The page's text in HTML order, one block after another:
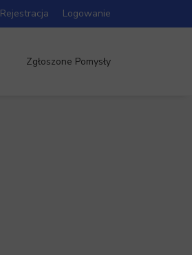
Rejestracja Logowanie
Zgłoszone Pomysły